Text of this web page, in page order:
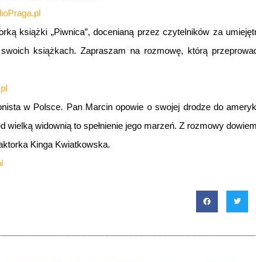
książki „Piwnica”, docenianą przez czytelników za
książkach. Zapraszam na rozmowę, którą
w Polsce. Pan Marcin opowie o swojej drodze do
wielką widownią to spełnienie jego marzeń. Z rozmowy
Kinga Kwiatkowska.